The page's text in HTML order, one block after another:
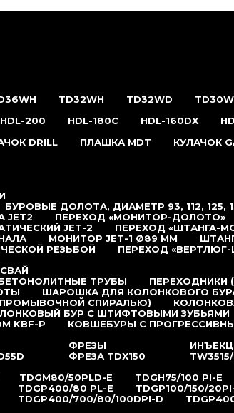
TD32WH TD32WD
HDL-200 HDL-180С HDL-160DX
DRILL ПЛАШКА MDT КУЛАЧОК
БУРОВЫЕ ДОЛОТА, ДИАМЕТР 93, 112, 125,
JET2 ПЕРЕХОД «МОНИТОР-ДОЛОТО»
JET-2
ПЕРЕХОД «ШТАНГА-
МОНИТОР JET-1 Ø89 ММ
РЕЗЬБОЙ
ПЕРЕХОД
ТРУБЫ ПЕРЕХОДНИКИ
ШАРОШКА ДЛЯ КОЛОНКОВОГО
СПИРАЛЬЮ)
БУР С ШТИФТОВЫМИ ЗУБЬЯМИ
KBF-P
КОВШЕБУРЫ С
ФРЕЗЫ
ФРЕЗА TDX150
TDGM80/50PLD-E TDGH75/100 PI-E
TDGP400/80 PL-E TDGP100/150/
TDGP400/700/80/100DPI-D